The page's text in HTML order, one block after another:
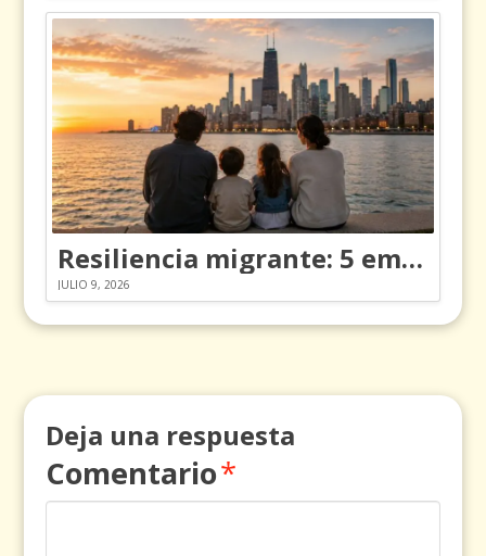
Resiliencia migrante: 5 emociones y cómo gestionarlas
JULIO 9, 2026
Deja una respuesta
Comentario*